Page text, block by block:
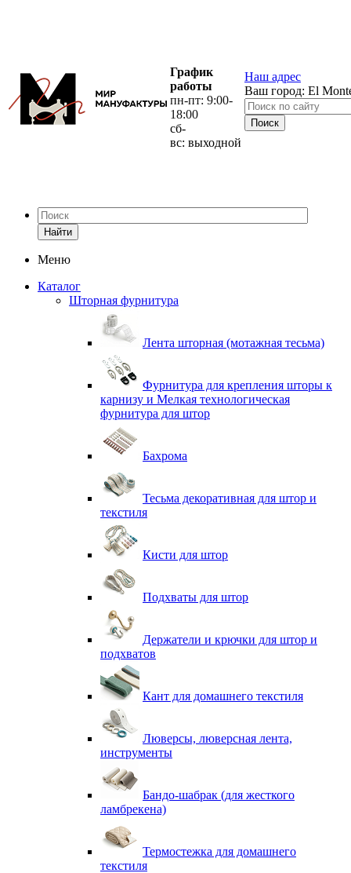
График
работы
пн-пт: 9:00-
18:00
сб-
вс: выходной
Наш адрес
Ваш город: El
Найти
Меню
Каталог
Шторная фурнитура
Лента шторная (мотажная тесьма)
Фурнитура для крепления шторы к
карнизу и Мелкая технологическая
фурнитура для штор
Бахрома
Тесьма декоративная для штор и
текстиля
Кисти для штор
Подхваты для штор
Держатели и крючки для штор и
подхватов
Кант для домашнего текстиля
Люверсы, люверсная лента,
инструменты
Бандо-шабрак (для жесткого
ламбрекена)
Термостежка для домашнего
текстиля